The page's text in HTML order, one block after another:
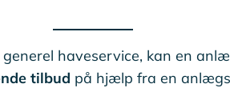
haveservice, kan en
tilbud på hjælp fra en